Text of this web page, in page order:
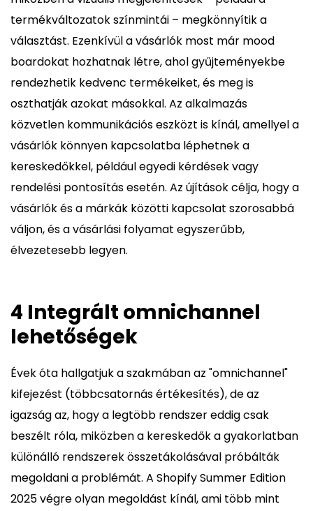
termékváltozatok színmintái – megkönnyítik a
választást. Ezenkívül a vásárlók most már mood
boardokat hozhatnak létre, ahol gyűjteményekbe
rendezhetik kedvenc termékeiket, és meg is
oszthatják azokat másokkal. Az alkalmazás
közvetlen kommunikációs eszközt is kínál, amellyel a
vásárlók könnyen kapcsolatba léphetnek a
kereskedőkkel, például egyedi kérdések vagy
rendelési pontosítás esetén. Az újítások célja, hogy a
vásárlók és a márkák közötti kapcsolat szorosabbá
váljon, és a vásárlási folyamat egyszerűbb,
élvezetesebb legyen.
4 Integrált omnichannel
lehetőségek
Évek óta hallgatjuk a szakmában az "omnichannel"
kifejezést (többcsatornás értékesítés), de az
igazság az, hogy a legtöbb rendszer eddig csak
beszélt róla, miközben a kereskedők a gyakorlatban
különálló rendszerek összetákolásával próbálták
megoldani a problémát. A Shopify Summer Edition
2025 végre olyan megoldást kínál, ami több mint